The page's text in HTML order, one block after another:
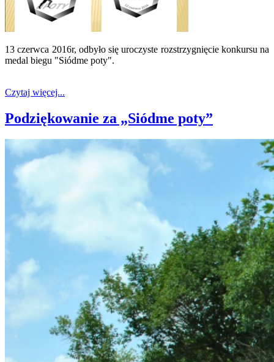
13 czerwca 2016r, odbyło się uroczyste rozstrzygnięcie konkursu na
medal biegu "Siódme poty".
Czytaj więcej...
Podziękowanie za „Siódme poty”